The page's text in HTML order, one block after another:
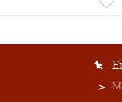
esta obra es la
nos hace cuestionar.